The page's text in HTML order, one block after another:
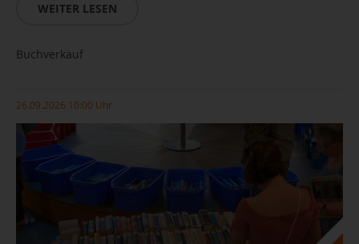
WEITER LESEN
Buchverkauf
26.09.2026 10:00 Uhr